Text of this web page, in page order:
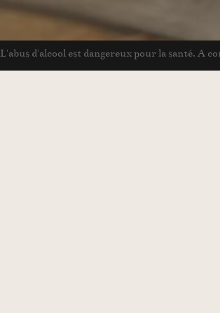
L'abus d'alcool est dangereux pour la santé. A